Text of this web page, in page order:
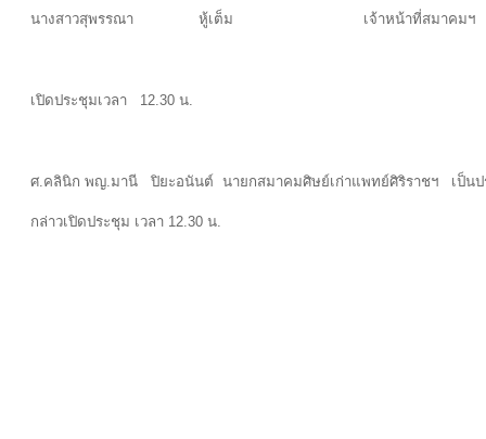
นางสาวสุพรรณา หู้เต็ม เจ้าหน้าที่สมาคมฯ
เปิดประชุมเวลา 12.30 น.
ศ.คลินิก พญ.มานี ปิยะอนันต์ นายกสมาคมศิษย์เก่าแพทย์ศิริราชฯ เป็นป
กล่าวเปิดประชุม เวลา 12.30 น.